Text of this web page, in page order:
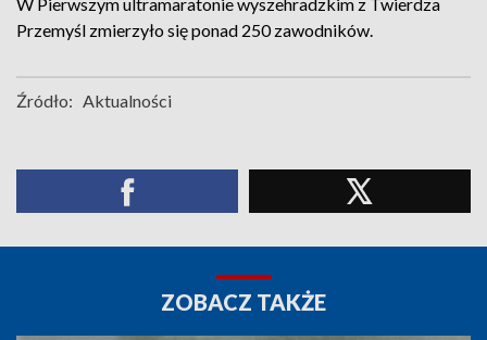
Przemyśl zmierzyło się ponad 250 zawodników.
Źródło: Aktualności
ZOBACZ TAKŻE